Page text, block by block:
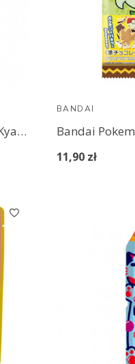
Bandai Pokemon Characters Kyara-Paki Chocolate (1)
BANDAI
11,90 zł